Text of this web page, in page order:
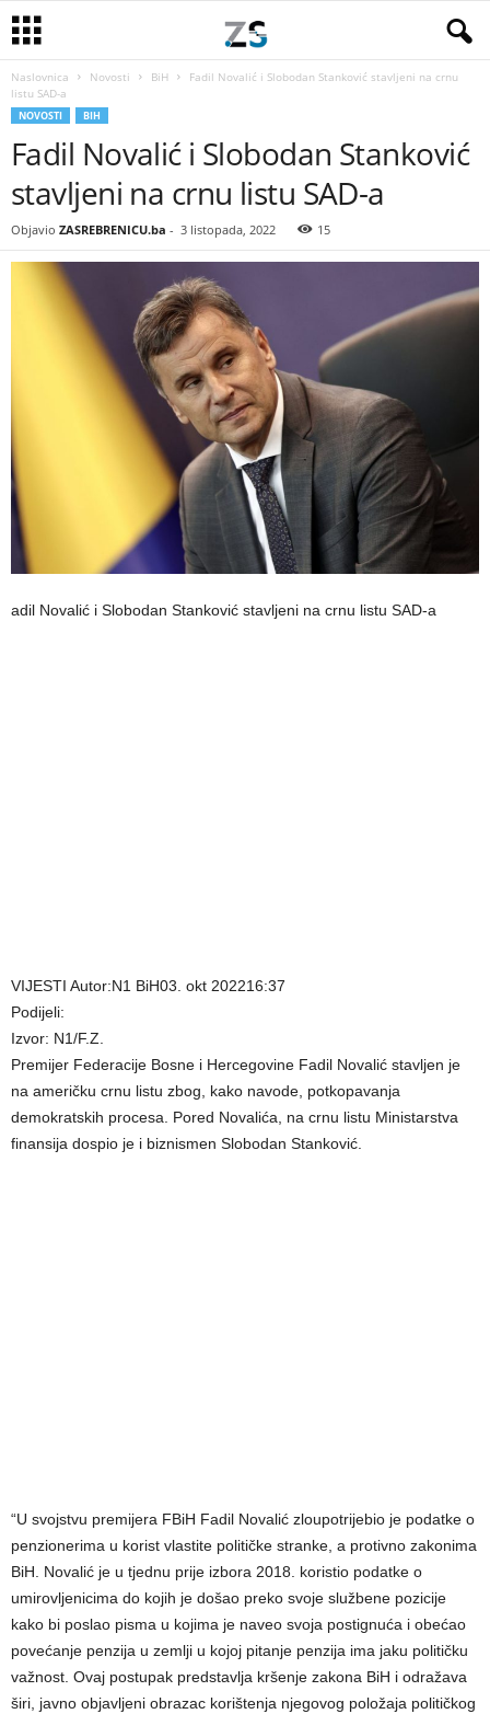
Naslovnica Novosti BiH
Fadil Novalić i Slobodan Stanković stavljeni na crnu
listu SAD-a
NOVOSTI BIH
Fadil Novalić i Slobodan Stanković
stavljeni na crnu listu SAD-a
Objavio ZASREBRENICU.ba - 3 listopada, 2022 15
adil Novalić i Slobodan Stanković stavljeni na crnu listu SAD-a
VIJESTI Autor:N1 BiH03. okt 202216:37
Podijeli:
Izvor: N1/F.Z.
Premijer Federacije Bosne i Hercegovine Fadil Novalić stavljen je
na američku crnu listu zbog, kako navode, potkopavanja
demokratskih procesa. Pored Novalića, na crnu listu Ministarstva
finansija dospio je i biznismen Slobodan Stanković.
“U svojstvu premijera FBiH Fadil Novalić zloupotrijebio je podatke o
penzionerima u korist vlastite političke stranke, a protivno zakonima
BiH. Novalić je u tjednu prije izbora 2018. koristio podatke o
umirovljenicima do kojih je došao preko svoje službene pozicije
kako bi poslao pisma u kojima je naveo svoja postignuća i obećao
povećanje penzija u zemlji u kojoj pitanje penzija ima jaku političku
važnost. Ovaj postupak predstavlja kršenje zakona BiH i odražava
širi, javno objavljeni obrazac korištenja njegovog položaja političkog